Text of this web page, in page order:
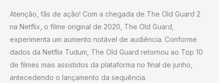
Atenção, fãs de ação! Com a chegada de The Old Guard 2
na Netflix, o filme original de 2020, The Old Guard,
experimenta um aumento notável de audiência. Conforme
dados da Netflix Tudum, The Old Guard retornou ao Top 10
de filmes mais assistidos da plataforma no final de junho,
antecedendo o lançamento da sequência.
(e
a
gente
sabe
o
porquê)